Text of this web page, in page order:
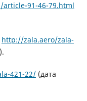
91-46-79.html
http://zala.aero/zala-
421-22/(дата